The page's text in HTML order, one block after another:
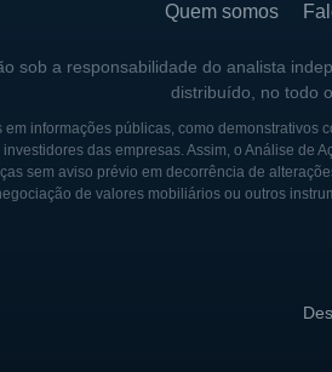
Quem somos
sob a responsabilidade do analista
distribuído, no todo
informações públicas, como
das empresas. Assim, o Análise de
sem aviso prévio em decorrência de
de valores mobiliários ou outros